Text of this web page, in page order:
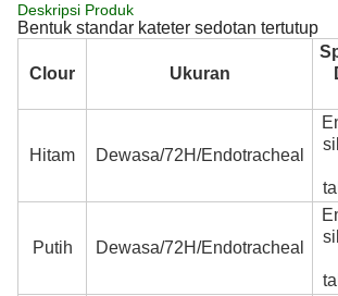
Deskripsi Produk
Bentuk standar kateter sedotan tertutup
Clour Ukuran
Hitam Dewasa/72H/Endotracheal
Putih Dewasa/72H/Endotracheal